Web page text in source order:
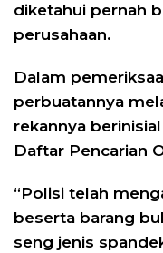
diketahui pernah
perusahaan.
Dalam
perbuatannya
rekannya
Daftar Pencarian
“Polisi telah
beserta barang
seng jenis